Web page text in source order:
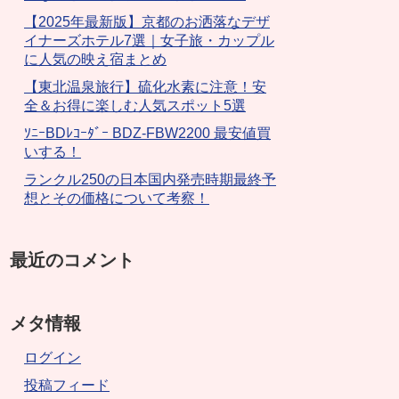
【2025年最新版】京都のお洒落なデザ
イナーズホテル7選｜女子旅・カップル
に人気の映え宿まとめ
【東北温泉旅行】硫化水素に注意！安
全＆お得に楽しむ人気スポット5選
ｿﾆｰBDﾚｺｰﾀﾞｰ BDZ-FBW2200 最安値買
いする！
ランクル250の日本国内発売時期最終予
想とその価格について考察！
最近のコメント
メタ情報
ログイン
投稿フィード